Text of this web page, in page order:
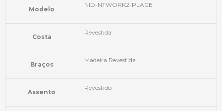
Modelo
NID-NTWORK2-PLACE
Costa
Revestida
Braços
Madeira Revestida
Assento
Revestido